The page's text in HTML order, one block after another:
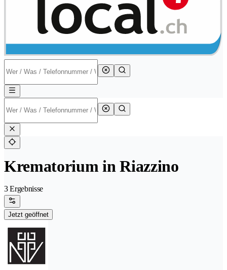
Krematorium in Riazzino
3 Ergebnisse
Jetzt geöffnet